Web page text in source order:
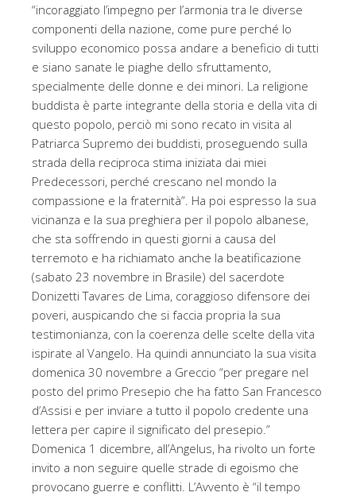
“incoraggiato l’impegno per l’armonia tra le diverse
componenti della nazione, come pure perché lo
sviluppo economico possa andare a beneficio di tutti
e siano sanate le piaghe dello sfruttamento,
specialmente delle donne e dei minori. La religione
buddista è parte integrante della storia e della vita di
questo popolo, perciò mi sono recato in visita al
Patriarca Supremo dei buddisti, proseguendo sulla
strada della reciproca stima iniziata dai miei
Predecessori, perché crescano nel mondo la
compassione e la fraternità”. Ha poi espresso la sua
vicinanza e la sua preghiera per il popolo albanese,
che sta soffrendo in questi giorni a causa del
terremoto e ha richiamato anche la beatificazione
(sabato 23 novembre in Brasile) del sacerdote
Donizetti Tavares de Lima, coraggioso difensore dei
poveri, auspicando che si faccia propria la sua
testimonianza, con la coerenza delle scelte della vita
ispirate al Vangelo. Ha quindi annunciato la sua visita
domenica 30 novembre a Greccio “per pregare nel
posto del primo Presepio che ha fatto San Francesco
d’Assisi e per inviare a tutto il popolo credente una
lettera per capire il significato del presepio.”
Domenica 1 dicembre, all’Angelus, ha rivolto un forte
invito a non seguire quelle strade di egoismo che
provocano guerre e conflitti. L’Avvento è “il tempo